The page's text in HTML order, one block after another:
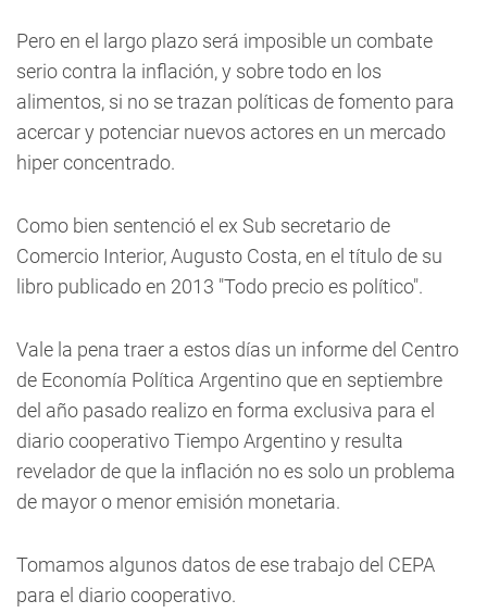
Pero en el largo plazo será imposible un combate
serio contra la inflación, y sobre todo en los
alimentos, si no se trazan políticas de fomento para
acercar y potenciar nuevos actores en un mercado
hiper concentrado.
Como bien sentenció el ex Sub secretario de
Comercio Interior, Augusto Costa, en el título de su
libro publicado en 2013 "Todo precio es político".
Vale la pena traer a estos días un informe del Centro
de Economía Política Argentino que en septiembre
del año pasado realizo en forma exclusiva para el
diario cooperativo Tiempo Argentino y resulta
revelador de que la inflación no es solo un problema
de mayor o menor emisión monetaria.
Tomamos algunos datos de ese trabajo del CEPA
para el diario cooperativo.